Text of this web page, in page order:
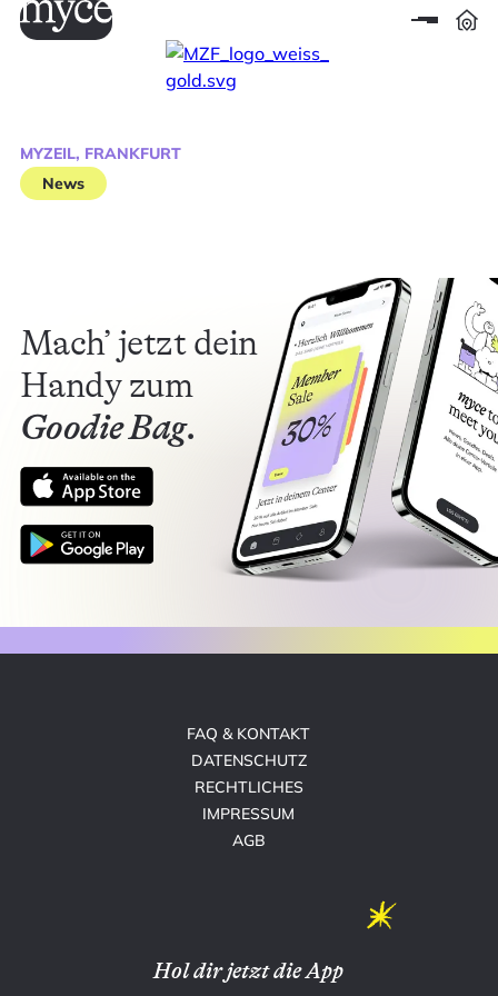
MYZEIL, FRANKFURT
News
Mach’ jetzt dein
Handy zum
Goodie Bag.
FAQ & KONTAKT
DATENSCHUTZ
RECHTLICHES
IMPRESSUM
AGB
Hol dir jetzt die App